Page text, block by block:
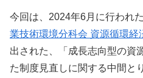
今回は、2024年6月に行われた
業技術環境分科会 資源循環経
出された、「成長志向型の資
た制度見直しに関する中間と